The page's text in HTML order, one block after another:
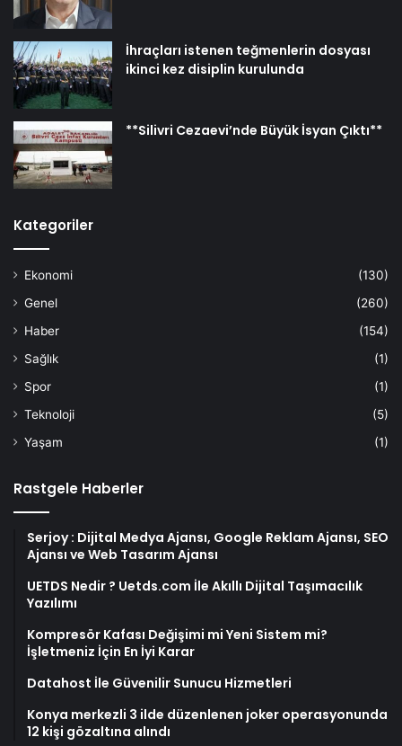
İhraçları istenen teğmenlerin dosyası
ikinci kez disiplin kurulunda
**Silivri Cezaevi’nde Büyük İsyan Çıktı**
Kategoriler
Ekonomi
(130)
Genel
(260)
Haber
(154)
Sağlık
(1)
Spor
(1)
Teknoloji
(5)
Yaşam
(1)
Rastgele Haberler
Serjoy : Dijital Medya Ajansı, Google Reklam Ajansı, SEO
Ajansı ve Web Tasarım Ajansı
UETDS Nedir ? Uetds.com İle Akıllı Dijital Taşımacılık
Yazılımı
Kompresör Kafası Değişimi mi Yeni Sistem mi?
İşletmeniz İçin En İyi Karar
Datahost İle Güvenilir Sunucu Hizmetleri
Konya merkezli 3 ilde düzenlenen joker operasyonunda
12 kişi gözaltına alındı